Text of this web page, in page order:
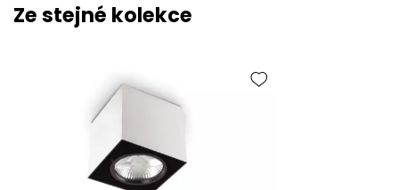
Ze stejné kolekce